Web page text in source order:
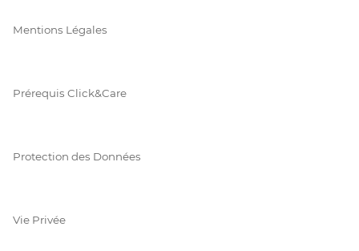
Mentions Légales
Prérequis Click&Care
Protection des Données
Vie Privée